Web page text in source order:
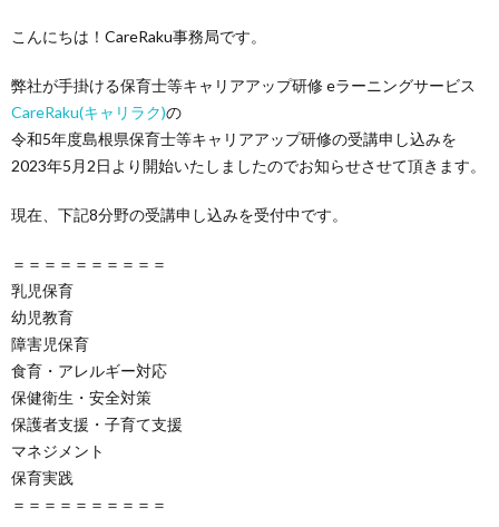
イグ
こんにちは！CareRaku事務局です。
弊社が手掛ける保育士等キャリアアップ研修 eラーニングサービス
CareRaku(キャリラク)の
令和5年度島根県保育士等キャリアアップ研修の受講申し込みを
2023年5月2日より開始いたしましたのでお知らせさせて頂きます。
現在、下記8分野の受講申し込みを受付中です。
＝＝＝＝＝＝＝＝＝＝
乳児保育
幼児教育
障害児保育
食育・アレルギー対応
保健衛生・安全対策
保護者支援・子育て支援
マネジメント
保育実践
＝＝＝＝＝＝＝＝＝＝